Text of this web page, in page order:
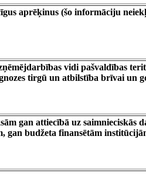
aprēķinus (šo informāciju
vidi pašvaldības
tirgū un atbilstība brīvai un
gan attiecībā uz saimnieciskās
gan budžeta finansētām